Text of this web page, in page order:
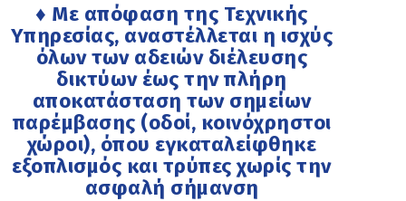
♦ Με απόφαση της Τεχνικής
Υπηρεσίας, αναστέλλεται η ισχύς
όλων των αδειών διέλευσης
δικτύων έως την πλήρη
αποκατάσταση των σημείων
παρέμβασης (οδοί, κοινόχρηστοι
χώροι), όπου εγκαταλείφθηκε
εξοπλισμός και τρύπες χωρίς την
ασφαλή σήμανση